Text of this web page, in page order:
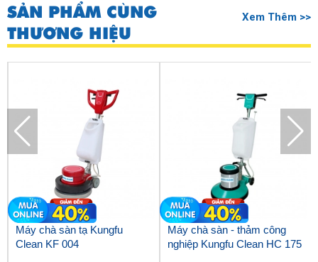
SẢN PHẨM CÙNG
THƯƠNG HIỆU
Xem Thêm >>
Máy chà sàn tạ Kungfu
Clean KF 004
Máy chà sàn - thảm công
nghiệp Kungfu Clean HC 175